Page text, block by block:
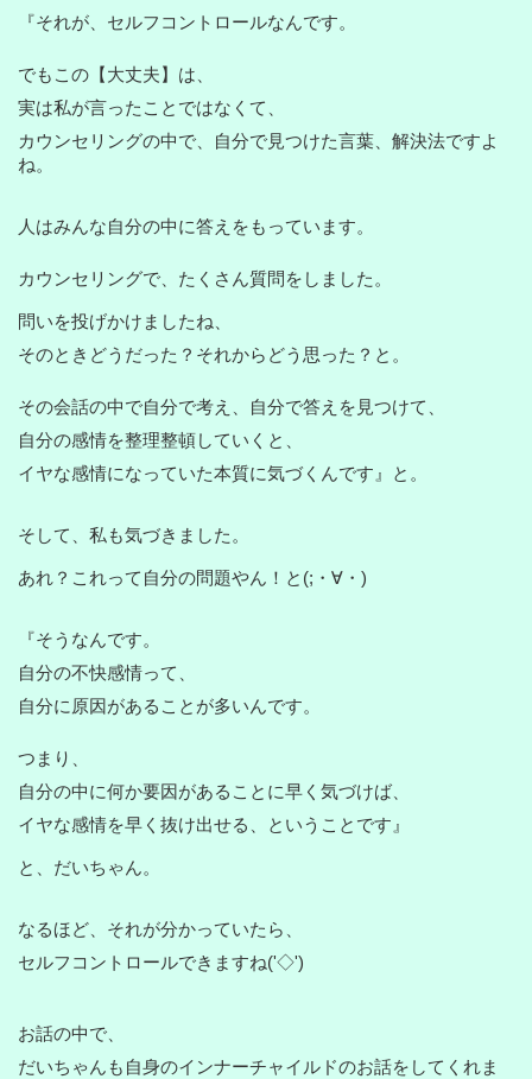
『それが、セルフコントロールなんです。
でもこの【大丈夫】は、
実は私が言ったことではなくて、
カウンセリングの中で、自分で見つけた言葉、解決法ですよ
ね。
人はみんな自分の中に答えをもっています。
カウンセリングで、たくさん質問をしました。
問いを投げかけましたね、
そのときどうだった？それからどう思った？と。
その会話の中で自分で考え、自分で答えを見つけて、
自分の感情を整理整頓していくと、
イヤな感情になっていた本質に気づくんです』と。
そして、私も気づきました。
あれ？これって自分の問題やん！と(;・∀・)
『そうなんです。
自分の不快感情って、
自分に原因があることが多いんです。
つまり、
自分の中に何か要因があることに早く気づけば、
イヤな感情を早く抜け出せる、ということです』
と、だいちゃん。
なるほど、それが分かっていたら、
セルフコントロールできますね('◇')ゞ
お話の中で、
だいちゃんも自身のインナーチャイルドのお話をしてくれま